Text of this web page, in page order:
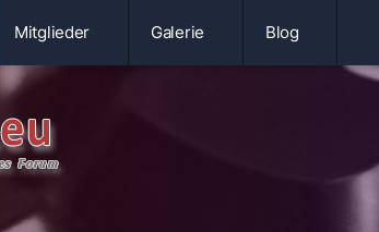
Mitglieder Galerie Blog